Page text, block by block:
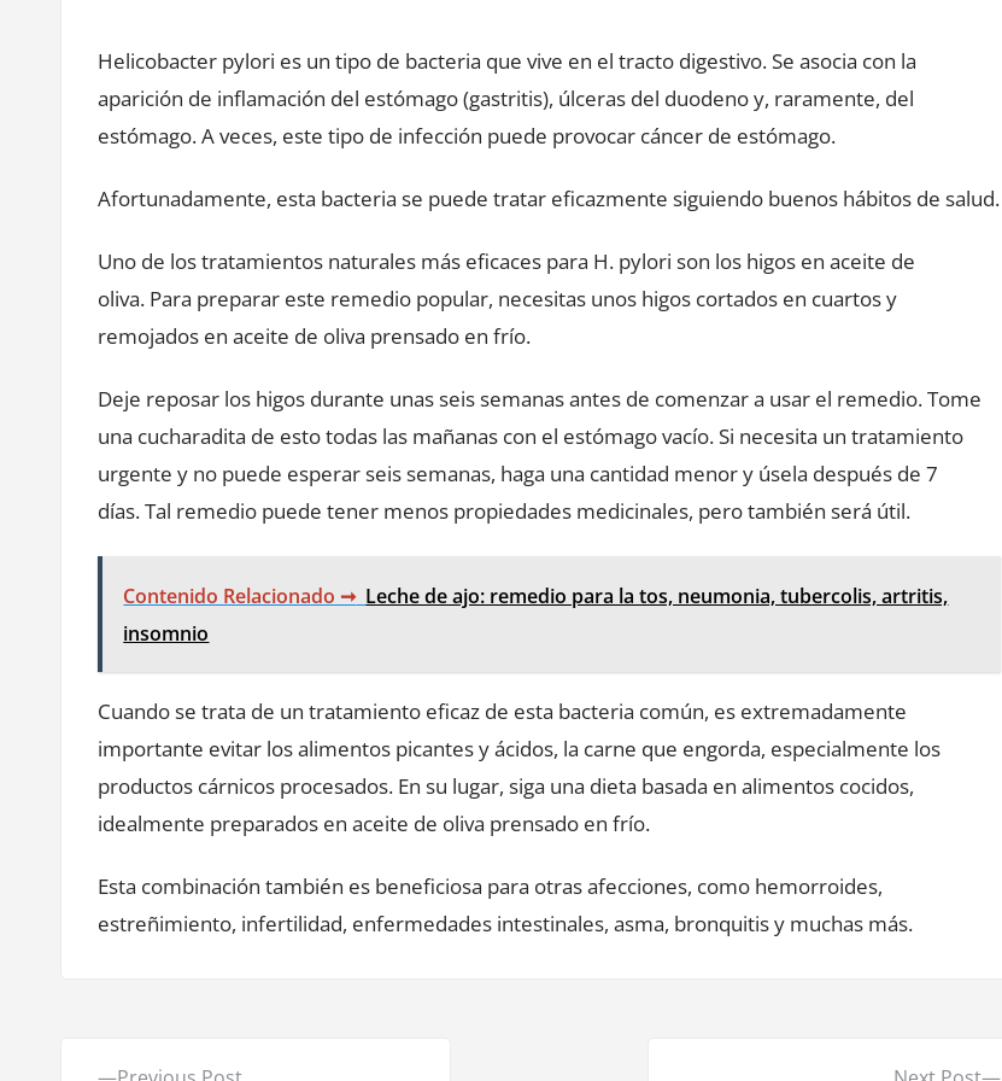
Helicobacter pylori es un tipo de bacteria que vive en el tracto digestivo. Se asocia con la
aparición de inflamación del estómago (gastritis), úlceras del duodeno y, raramente, del
estómago. A veces, este tipo de infección puede provocar cáncer de estómago.
Afortunadamente, esta bacteria se puede tratar eficazmente siguiendo buenos hábitos de salud.
Uno de los tratamientos naturales más eficaces para H. pylori son los higos en aceite de
oliva. Para preparar este remedio popular, necesitas unos higos cortados en cuartos y
remojados en aceite de oliva prensado en frío.
Deje reposar los higos durante unas seis semanas antes de comenzar a usar el remedio. Tome
una cucharadita de esto todas las mañanas con el estómago vacío. Si necesita un tratamiento
urgente y no puede esperar seis semanas, haga una cantidad menor y úsela después de 7
días. Tal remedio puede tener menos propiedades medicinales, pero también será útil.
Contenido Relacionado ➞ Leche de ajo: remedio para la tos, neumonia, tubercolis, artritis,
insomnio
Cuando se trata de un tratamiento eficaz de esta bacteria común, es extremadamente
importante evitar los alimentos picantes y ácidos, la carne que engorda, especialmente los
productos cárnicos procesados. En su lugar, siga una dieta basada en alimentos cocidos,
idealmente preparados en aceite de oliva prensado en frío.
Esta combinación también es beneficiosa para otras afecciones, como hemorroides,
estreñimiento, infertilidad, enfermedades intestinales, asma, bronquitis y muchas más.